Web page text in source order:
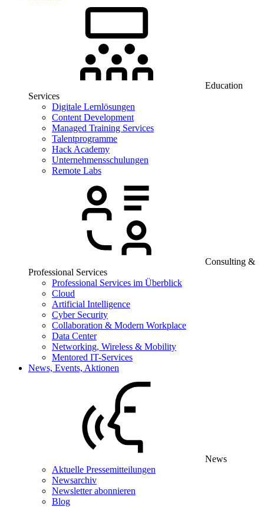
Education
Services
Digitale Lernlösungen
Content Development
Managed Training Services
Talentprogramme
Hack Academy
Unternehmensschulungen
Remote Labs
Consulting &
Professional Services
Professional Services im Überblick
Cloud
Artificial Intelligence
Cyber Security
Collaboration & Modern Workplace
Data Center
Networking, Wireless & Mobility
Mentored IT-Services
News, Events, Aktionen
News
Aktuelle Pressemitteilungen
Newsarchiv
Newsletter abonnieren
Blog